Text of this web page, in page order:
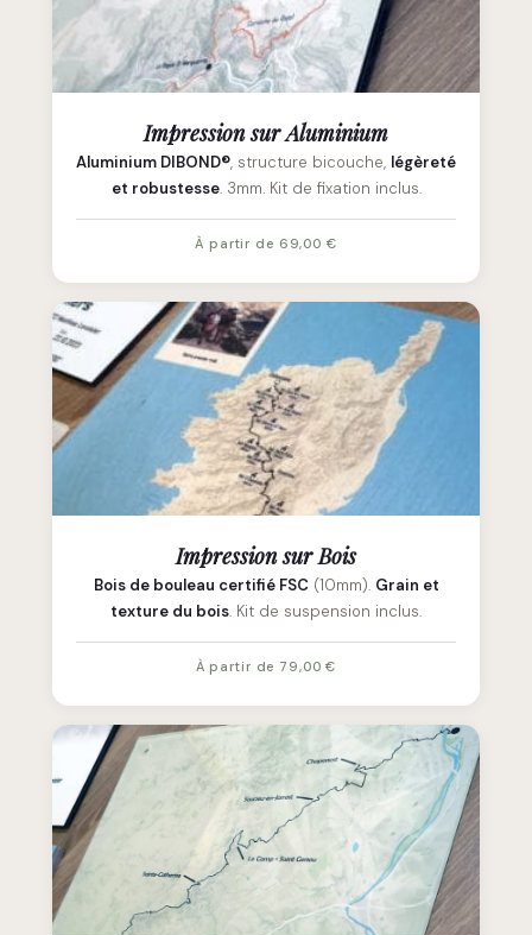
Impression sur Aluminium
Aluminium DIBOND®, structure bicouche, légèreté
et robustesse. 3mm. Kit de fixation inclus.
À partir de 69,00 €
Impression sur Bois
Bois de bouleau certifié FSC(10mm). Grain et
texture du bois. Kit de suspension inclus.
À partir de 79,00 €